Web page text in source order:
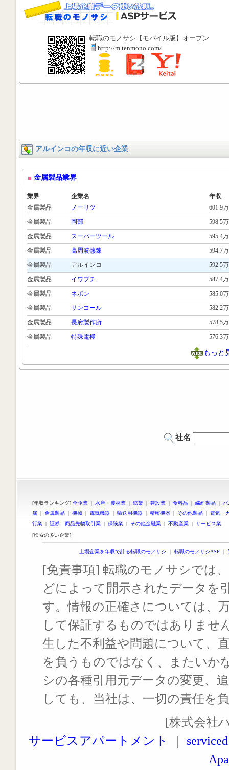
転職のモノサシ【モバイル版】オープン
http://m.tenmono.com/
アルインコの年収に近い企業
金属製品業界
業界 企業名
年収
金属製品
ノーリツ
601.9万
金属製品
岡部
598.5万
金属製品
スーパーツール
595.4万
金属製品
高周波熱錬
594.7万
金属製品
アルインコ
592.5万
金属製品
イワブチ
587.4万
金属製品
ネポン
585.0万
金属製品
サンコール
582.2万
金属製品
長府製作所
578.5万
金属製品
特殊電極 576.3万
もっと
社名
[年収ランキング] 全企業 | 水産・農林業 | 鉱業 | 建設業 | 食料品 | 繊維製品 |
属 | 金属製品 | 機械 | 電気機器 | 輸送用機器 | 精密機器 | その他製品 | 電気・
行業 | 証券、商品先物取引業 | 保険業 | その他金融業 | 不動産業 | サービス業
[検索の多い企業]
上場企業を年収で計る転職のモノサシ ｜ 転職のモノサシASP ｜
[免責事項] 転職のモノサシでは
どによって開示されたデータを
す。情報の正確さについては、
して保証するものではありませ
生した不利益や問題について、
を負うものではなく、またいか
シの各種引用元データの変更、
しても、当社は、一切の責任を
[株式会社
サービスアパートメント